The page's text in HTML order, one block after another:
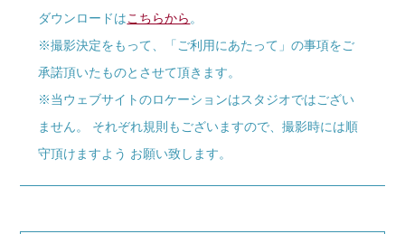
ダウンロードはこちらから。
※撮影決定をもって、「ご利用にあたって」の事項をご
承諾頂いたものとさせて頂きます。
※当ウェブサイトのロケーションはスタジオではござい
ません。 それぞれ規則もございますので、撮影時には順
守頂けますよう お願い致します。